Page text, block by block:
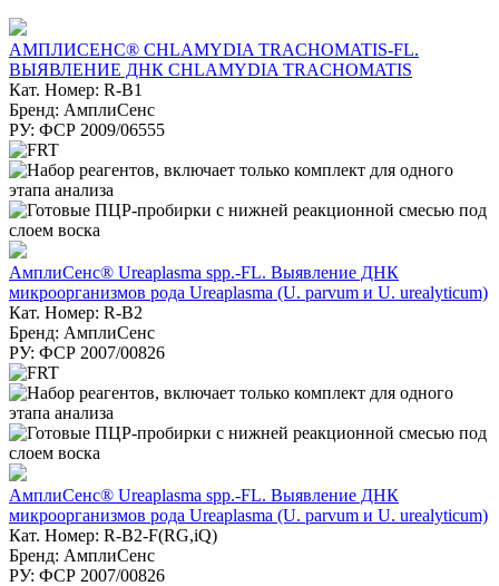
АМПЛИСЕНС® CHLAMYDIA TRACHOMATIS-FL.
ВЫЯВЛЕНИЕ ДНК CHLAMYDIA TRACHOMATIS
Кат. Номер: R-B1
Бренд: АмплиСенс
РУ: ФСР 2009/06555
АмплиСенс® Ureaplasma spp.-FL. Выявление ДНК
микроорганизмов рода Ureaplasma (U. parvum и U. urealyticum)
Кат. Номер: R-B2
Бренд: АмплиСенс
РУ: ФСР 2007/00826
АмплиСенс® Ureaplasma spp.-FL. Выявление ДНК
микроорганизмов рода Ureaplasma (U. parvum и U. urealyticum)
Кат. Номер: R-B2-F(RG,iQ)
Бренд: АмплиСенс
РУ: ФСР 2007/00826